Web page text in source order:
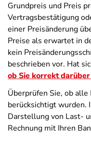
Grundpreis und Preis
Vertragsbestätigung
einer Preisänderung
Preise als erwartet in
kein
beschrieben vor. Hat
ob Sie korrekt
Überprüfen Sie, ob
berücksichtigt wurden.
Darstellung von Last-
Rechnung mit Ihren